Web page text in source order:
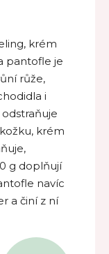
krém
pantofle je
růže,
i
krém
g doplňují
navíc
a činí z ní